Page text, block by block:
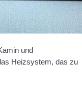
und
Heizsystem, das zu